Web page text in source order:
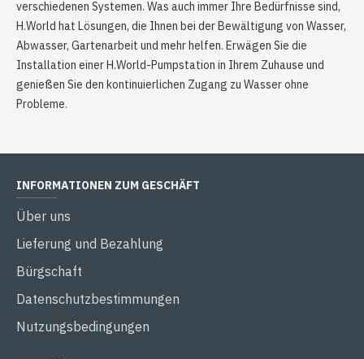
verschiedenen Systemen. Was auch immer Ihre Bedürfnisse sind,
H.World hat Lösungen, die Ihnen bei der Bewältigung von Wasser,
Abwasser, Gartenarbeit und mehr helfen. Erwägen Sie die
Installation einer H.World-Pumpstation in Ihrem Zuhause und
genießen Sie den kontinuierlichen Zugang zu Wasser ohne
Probleme.
INFORMATIONEN ZUM GESCHÄFT
Über uns
Lieferung und Bezahlung
Bürgschaft
Datenschutzbestimmungen
Nutzungsbedingungen